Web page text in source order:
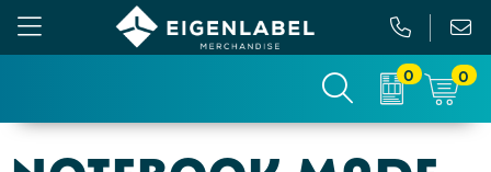
Gezichtsmaskers en mondkapjes
Relatiepakketten
Custom made picknickkleed
Binnenreclame
0 0